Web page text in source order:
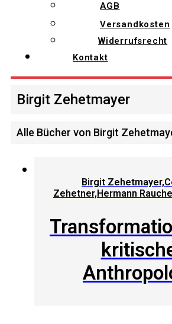
AGB
Versandkosten
Widerrufsrecht
Kontakt
Birgit Zehetmayer
Alle Bücher von Birgit
Birgit
Zehetner,Hermann